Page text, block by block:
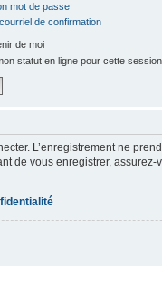
mot de passe
de confirmation
de moi
statut en ligne pour cette session
L’enregistrement ne
de vous enregistrer,